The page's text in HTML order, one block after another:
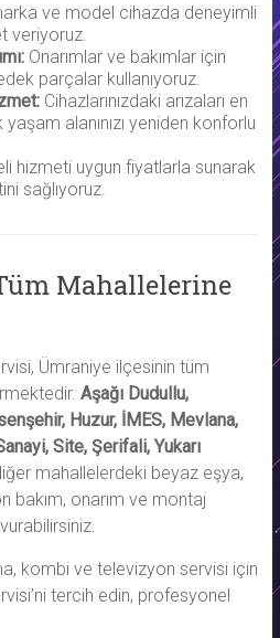
ve model cihazda deneyimli
veriyoruz.
Onarımlar ve bakımlar için
parçalar kullanıyoruz.
Cihazlarınızdaki arızaları en
alanınızı yeniden konforlu
hizmeti uygun fiyatlarla sunarak
sağlıyoruz.
Mahallelerine
Ümraniye ilçesinin tüm
Aşağı Dudullu,
Huzur, İMES, Mevlana,
Site, Şerifali, Yukarı
mahallelerdeki beyaz eşya,
bakım, onarım ve montaj
kombi ve televizyon servisi için
tercih edin, profesyonel